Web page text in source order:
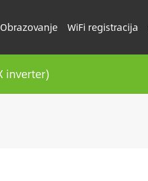
Obrazovanje WiFi registracija
inverter)